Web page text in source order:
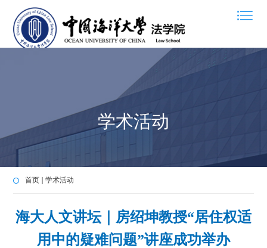
学术活动
首页 学术活动
海大人文讲坛｜房绍坤教授“居住权适
用中的疑难问题”讲座成功举办